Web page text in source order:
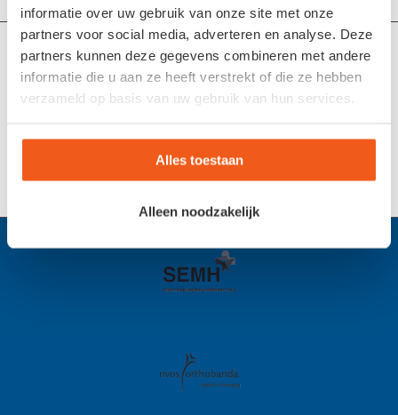
informatie over uw gebruik van onze site met onze
partners voor social media, adverteren en analyse. Deze
partners kunnen deze gegevens combineren met andere
informatie die u aan ze heeft verstrekt of die ze hebben
verzameld op basis van uw gebruik van hun services.
Alles toestaan
Alleen noodzakelijk
Maak een afspraak
Online voetencheck
Aangepaste schoenen: voor elke voet de juiste oplossing